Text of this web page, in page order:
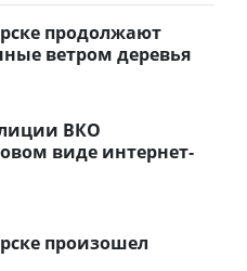
продолжают
ветром деревья
ВКО
виде интернет-
произошел